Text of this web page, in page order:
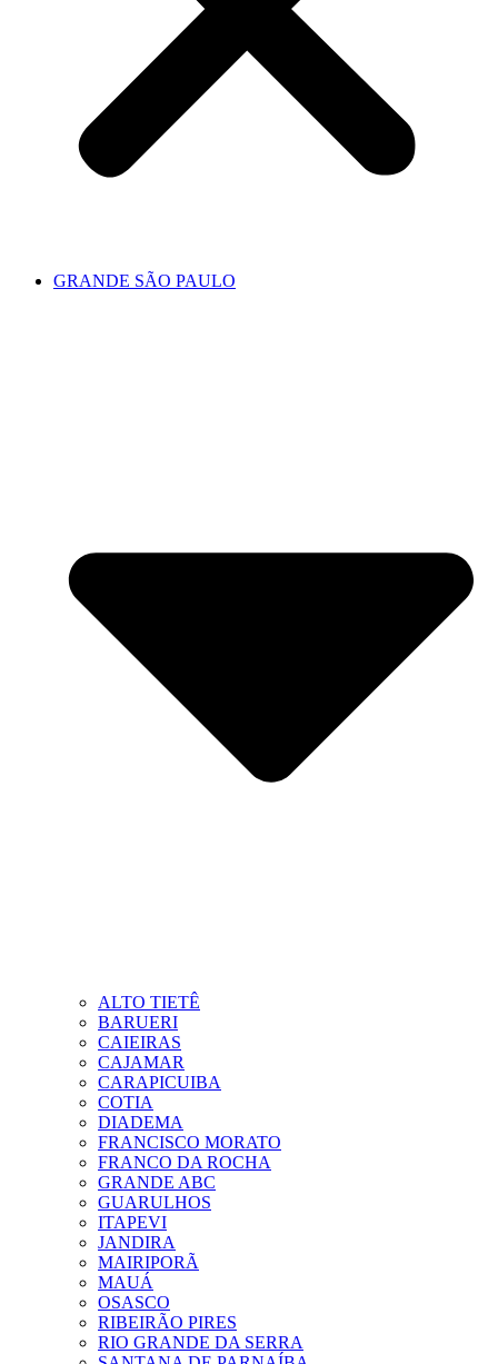
GRANDE SÃO PAULO
ALTO TIETÊ
BARUERI
CAIEIRAS
CAJAMAR
CARAPICUIBA
COTIA
DIADEMA
FRANCISCO MORATO
FRANCO DA ROCHA
GRANDE ABC
GUARULHOS
ITAPEVI
JANDIRA
MAIRIPORÃ
MAUÁ
OSASCO
RIBEIRÃO PIRES
RIO GRANDE DA SERRA